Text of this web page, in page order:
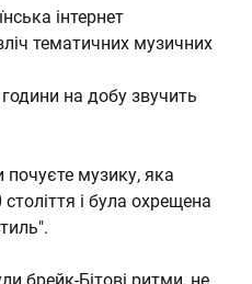
інтернет
тематичних музичних
на добу звучить
почуєте музику, яка
і була охрещена